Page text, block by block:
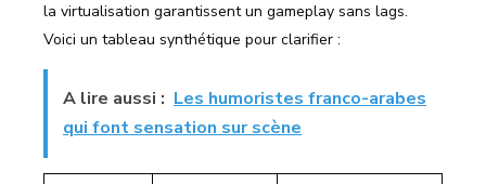
la virtualisation garantissent un gameplay sans lags.
Voici un tableau synthétique pour clarifier :
A lire aussi : Les humoristes franco-arabes
qui font sensation sur scène